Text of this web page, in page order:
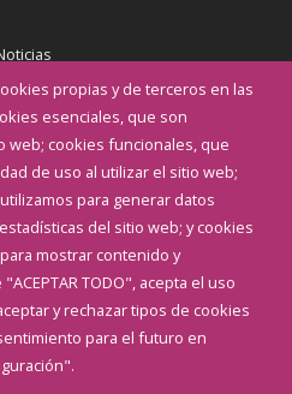
propias y de terceros en las
esenciales, que son
web; cookies funcionales, que
de uso al utilizar el sitio web;
para generar datos
del sitio web; y cookies
mostrar contenido y
TODO", acepta el uso
y rechazar tipos de cookies
para el futuro en
Municipal
de interés
SESIÓN
WEB